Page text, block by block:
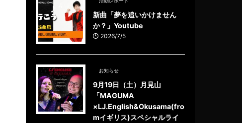
新曲「夢を追いかけません
か？」Youtube
2026/7/5
お知らせ
9月19日（土）月見山
「MAGUMA
×LJ.English&Okusama(fro
mイギリス)スペシャルライ